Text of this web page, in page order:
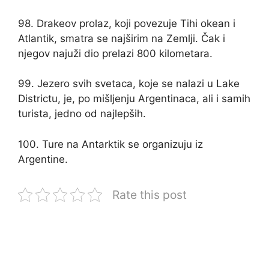
98. Drakeov prolaz, koji povezuje Tihi okean i
Atlantik, smatra se najširim na Zemlji. Čak i
njegov najuži dio prelazi 800 kilometara.
99. Jezero svih svetaca, koje se nalazi u Lake
Districtu, je, po mišljenju Argentinaca, ali i samih
turista, jedno od najlepših.
100. Ture na Antarktik se organizuju iz
Argentine.
Rate this post